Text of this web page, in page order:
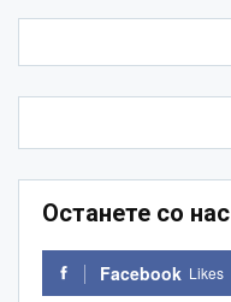
Останете со нас
Facebook Likes